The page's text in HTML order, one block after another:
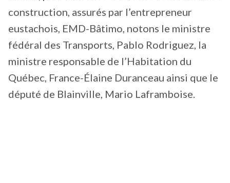
construction, assurés par l’entrepreneur
eustachois, EMD-Bâtimo, notons le ministre
fédéral des Transports, Pablo Rodriguez, la
ministre responsable de l’Habitation du
Québec, France-Élaine Duranceau ainsi que le
député de Blainville, Mario Laframboise.